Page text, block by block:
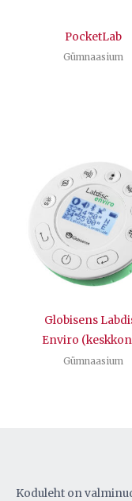
PocketLab
Gümnaasium
Globisens
Enviro
Gümnaasium
Koduleht on